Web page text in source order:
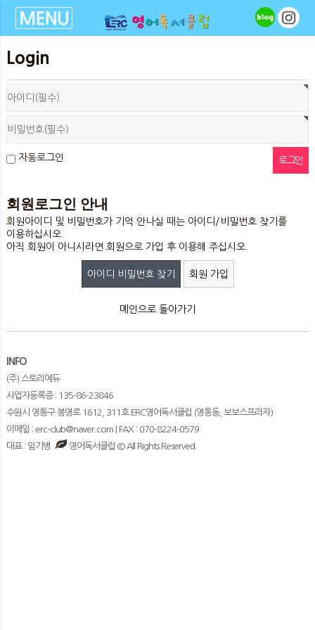
Login
자동로그인
회원로그인 안내
회원아이디 및 비밀번호가 기억 안나실 때는 아이디/비밀번호 찾기를
이용하십시오.
아직 회원이 아니시라면 회원으로 가입 후 이용해 주십시오.
아이디 비밀번호 찾기 회원 가입
메인으로 돌아가기
INFO
(주) 스토리에듀
사업자등록증 : 135-86-23846
수원시 영통구 봉영로 1612, 311호 ERC영어독서클럽 (영통동, 보보스프라자)
이메일 : erc-club@naver.com | FAX : 070-8224-0579
대표 : 임기병
영어독서클럽 © All Rights Reserved.